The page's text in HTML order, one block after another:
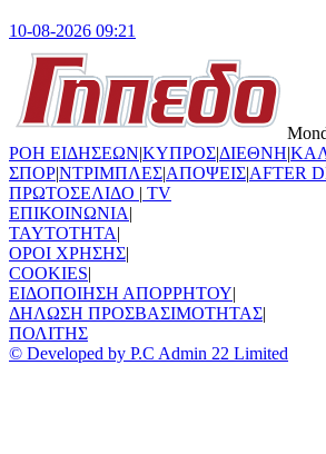
10-08-2026 09:21
ΡΟΗ ΕΙΔΗΣΕΩΝ|ΚΥΠΡΟΣ|ΔΙΕΘΝΗ|
ΣΠΟΡ|ΝΤΡΙΜΠΛΕΣ|ΑΠΟΨΕΙΣ|AFTER
ΠΡΩΤΟΣΕΛΙΔΟ | TV
ΕΠΙΚΟΙΝΩΝΙΑ|
TAYTOTHTA|
ΟΡΟΙ ΧΡΗΣΗΣ|
COOKIES|
ΕΙΔΟΠΟΙΗΣΗ ΑΠΟΡΡΗΤΟΥ|
ΔΗΛΩΣΗ ΠΡΟΣΒΑΣΙΜΟΤΗΤΑΣ|
ΠΟΛΙΤΗΣ
© Developed by P.C Admin 22 Limited